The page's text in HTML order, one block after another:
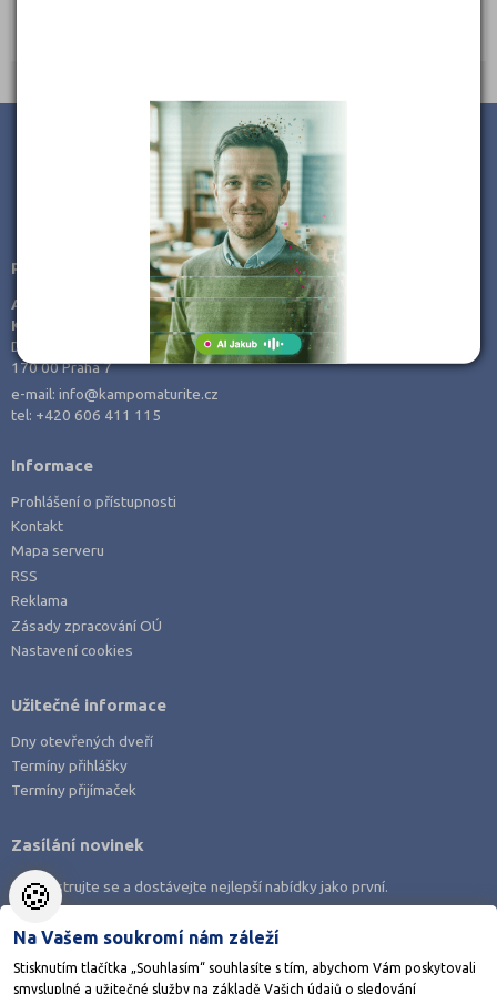
JSME TAM, KDE JSTE VY
Poradenství v přípravě ke studiu
AMOS -
KamPoMaturite.cz, s.r.o.
Dukelských hrdinů 21
170 00 Praha 7
e-mail:info@kampomaturite.cz
tel: +420 606 411 115
Informace
Prohlášení o přístupnosti
Kontakt
Mapa serveru
RSS
Reklama
Zásady zpracování OÚ
Nastavení cookies
Užitečné informace
Dny otevřených dveří
Termíny přihlášky
Termíny přijímaček
Zasílání novinek
Zaregistrujte se a dostávejte nejlepší nabídky jako první.
🍪
Na Vašem soukromí nám záleží
Stisknutím tlačítka „Souhlasím“ souhlasíte s tím, abychom Vám poskytovali
smysluplné a užitečné služby na základě Vašich údajů o sledování